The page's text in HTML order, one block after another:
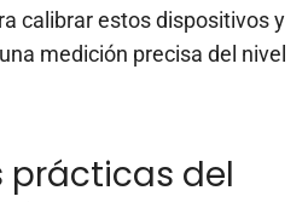
calibrar estos dispositivos y
medición precisa del nivel
prácticas del